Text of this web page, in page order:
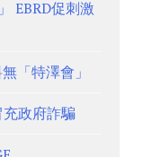
EBRD促刺激
「特澤會」
政府詐騙